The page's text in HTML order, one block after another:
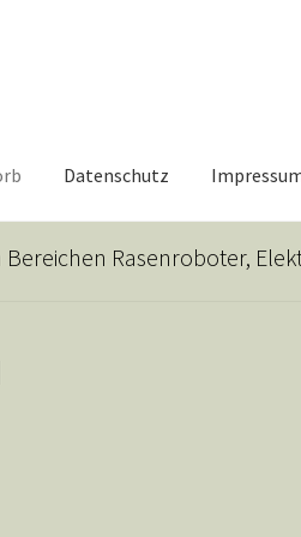
Datenschutz
BlogDatenschutzEchtheit von
Rasenroboter,